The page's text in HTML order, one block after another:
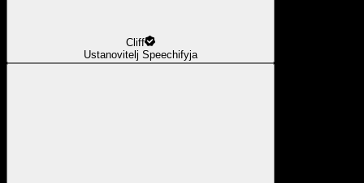
Cliff
Ustanovitelj Speechifyja